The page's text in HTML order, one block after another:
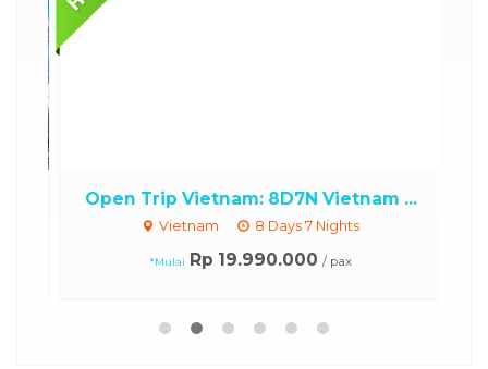
Open Trip Vietnam: 8D7N Vietnam ...
Vietnam 8 Days 7 Nights
*Mulai Rp 19.990.000 / pax